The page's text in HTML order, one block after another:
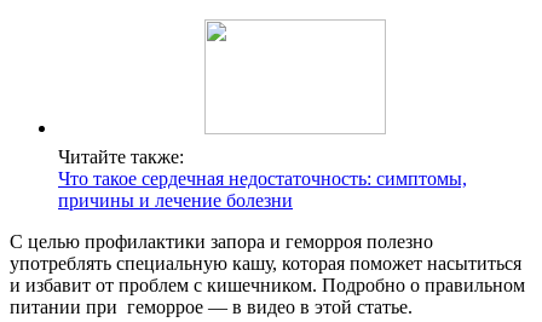
Читайте также:
Что такое сердечная недостаточность: симптомы,
причины и лечение болезни
С целью профилактики запора и геморроя полезно
употреблять специальную кашу, которая поможет насытиться
и избавит от проблем с кишечником. Подробно о правильном
питании при геморрое — в видео в этой статье.